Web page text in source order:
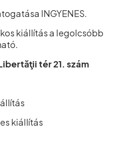
INGYENES.
kiállítás a legolcsóbb
tér 21. szám
kiállítás